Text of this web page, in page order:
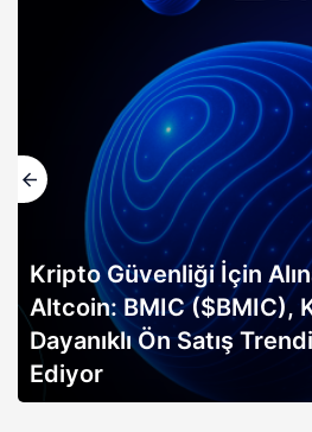
İyi 3
Altın rallisi, 2026
erken sinyali mi?
açıklıyor…